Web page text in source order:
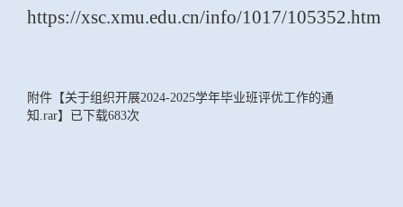
https://xsc.xmu.edu.cn/info/1017/105352.htm
附件【关于组织开展2024-2025学年毕业班评优工作的通
知.rar】已下载683次